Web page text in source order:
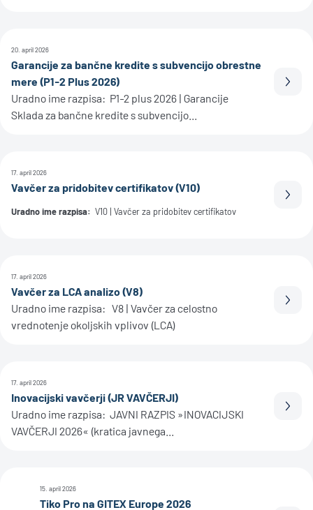
20. april 2026
Garancije za bančne kredite s subvencijo obrestne
mere (P1-2 Plus 2026)
Uradno ime razpisa: P1-2 plus 2026 | Garancije
Sklada za bančne kredite s subvencijo...
17. april 2026
Vavčer za pridobitev certifikatov (V10)
Uradno ime razpisa: V10 | Vavčer za pridobitev certifikatov
17. april 2026
Vavčer za LCA analizo (V8)
Uradno ime razpisa: V8 | Vavčer za celostno
vrednotenje okoljskih vplivov (LCA)
17. april 2026
Inovacijski vavčerji (JR VAVČERJI)
Uradno ime razpisa: JAVNI RAZPIS »INOVACIJSKI
VAVČERJI 2026« (kratica javnega...
15. april 2026
Tiko Pro na GITEX Europe 2026